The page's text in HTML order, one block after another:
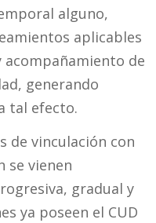
alguno,
aplicables
de
generando
tal efecto.
de vinculación con
se vienen
gradual y
ya poseen el CUD